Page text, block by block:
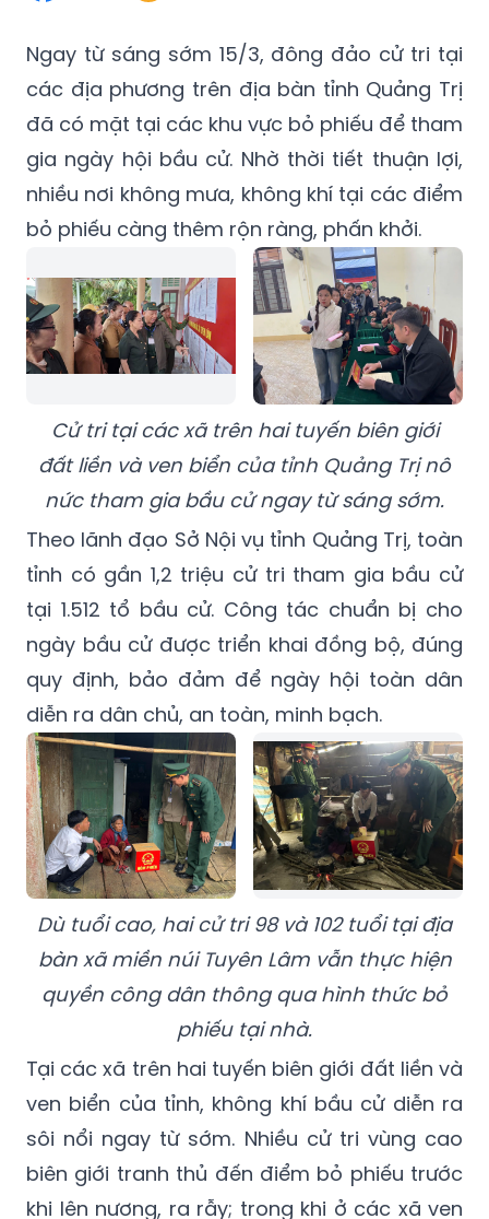
Ngay từ sáng sớm 15/3, đông đảo cử tri tại
các địa phương trên địa bàn tỉnh Quảng Trị
đã có mặt tại các khu vực bỏ phiếu để tham
gia ngày hội bầu cử. Nhờ thời tiết thuận lợi,
nhiều nơi không mưa, không khí tại các điểm
bỏ phiếu càng thêm rộn ràng, phấn khởi.
Cử tri tại các xã trên hai tuyến biên giới
đất liền và ven biển của tỉnh Quảng Trị nô
nức tham gia bầu cử ngay từ sáng sớm.
Theo lãnh đạo Sở Nội vụ tỉnh Quảng Trị, toàn
tỉnh có gần 1,2 triệu cử tri tham gia bầu cử
tại 1.512 tổ bầu cử. Công tác chuẩn bị cho
ngày bầu cử được triển khai đồng bộ, đúng
quy định, bảo đảm để ngày hội toàn dân
diễn ra dân chủ, an toàn, minh bạch.
Dù tuổi cao, hai cử tri 98 và 102 tuổi tại địa
bàn xã miền núi Tuyên Lâm vẫn thực hiện
quyền công dân thông qua hình thức bỏ
phiếu tại nhà.
Tại các xã trên hai tuyến biên giới đất liền và
ven biển của tỉnh, không khí bầu cử diễn ra
sôi nổi ngay từ sớm. Nhiều cử tri vùng cao
biên giới tranh thủ đến điểm bỏ phiếu trước
khi lên nương, ra rẫy; trong khi ở các xã ven